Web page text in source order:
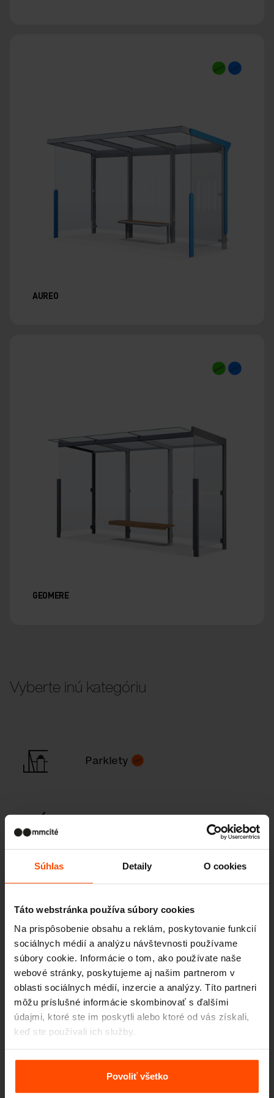
Súhlas Detaily O cookies
Táto webstránka používa súbory cookies
Na prispôsobenie obsahu a reklám, poskytovanie funkcií
sociálnych médií a analýzu návštevnosti používame
súbory cookie. Informácie o tom, ako používate naše
webové stránky, poskytujeme aj našim partnerom v
oblasti sociálnych médií, inzercie a analýzy. Títo partneri
môžu príslušné informácie skombinovať s ďalšími
údajmi, ktoré ste im poskytli alebo ktoré od vás získali,
keď ste používali ich služby.
Viac informácií nájdete na stránkeZásady zpracování
Povoliť všetko
AUREO
GEOMERE
Vyberte inú kategóriu
Parklety
Parkové lavičky a lavice
Autobusové čakárne a prístrešky
Vonkajšie odpadkové koše
Vonkajšie popolníky
Vonkajšie prístrešky, paravány